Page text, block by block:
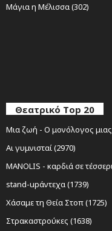
Μάγια η Μέλισσα (302)
Θεατρικό Top 20
Μια ζωή - Ο μονόλογος μιας
Αι γυμνισταί (2970)
MANOLIS - καρδιά σε
stand-upάντεχα (1739)
Χάσαμε τη Θεία Στοπ (1725)
Στρακαστρούκες (1638)